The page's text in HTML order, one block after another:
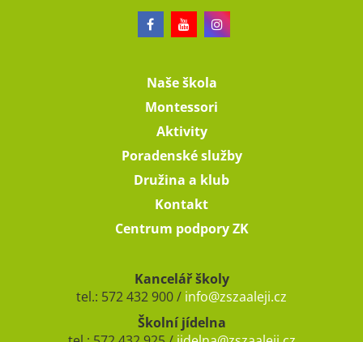
Naše škola
Montessori
Aktivity
Poradenské služby
Družina a klub
Kontakt
Centrum podpory ZK
Kancelář školy
tel.: 572 432 900 / info@zszaaleji.cz
Školní jídelna